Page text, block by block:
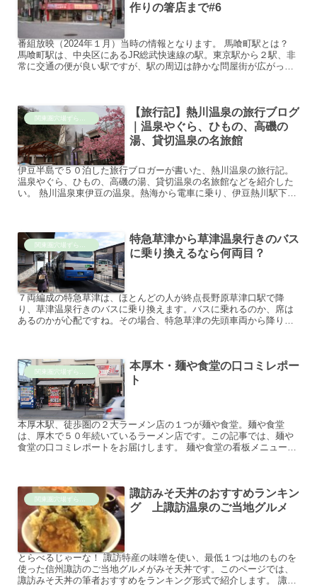
作りの箸店まで#6
番組放映（2024年１月）当時の情報となります。 馬喰町駅とは？
馬喰町駅は、中央区にあるJR総武快速線の駅。東京駅から２駅、非
常に交通の便が良い駅ですが、駅の周辺は静かな問屋街が広がって
【旅行記】熱川温泉の旅行ブログ
｜温泉やぐら、ひもの、高磯の
湯、貸切温泉の名旅館
伊豆半島で５０泊した旅行ブロガーが書いた、熱川温泉の旅行記。
温泉やぐら、ひもの、高磯の湯、貸切温泉の名旅館などを紹介した
い。 熱川温泉東伊豆の温泉。熱海から電車に乗り、伊豆熱川駅下
特急草津から草津温泉行きのバス
に乗り換えるなら何両目？
７両編成の特急草津は、ほとんどの人が終点長野原草津口駅で降
り、草津温泉行きのバスに乗り換えます。バスに乗れるのか、席は
あるのかが心配ですね。その場合、特急草津の先頭車両から降りて
関東圏穴場ずらし旅
本厚木・麺や食堂の口コミレポー
ト
本厚木駅、徒歩圏の２大ラーメン店の１つが麺や食堂。麺や食堂
は、厚木で５０年続いているラーメン店です。この記事では、麺や
食堂の口コミレポートをお届けします。 麺や食堂の看板メニュー
諏訪みそ天丼のおすすめランキン
グ 上諏訪温泉のご当地グルメ
とらべるじゃーな！ 諏訪特産の味噌を使い、最低１つは地のものを
使った信州諏訪のご当地グルメがみそ天丼です。このページでは、
諏訪みそ天丼の筆者おすすめをランキング形式で紹介します。 諏訪